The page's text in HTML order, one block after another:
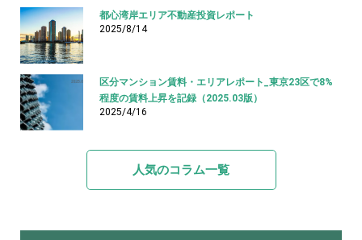
都心湾岸エリア不動産投資レポート
2025/8/14
区分マンション賃料・エリアレポート_東京23区で8%
程度の賃料上昇を記録（2025.03版）
2025/4/16
人気のコラム一覧